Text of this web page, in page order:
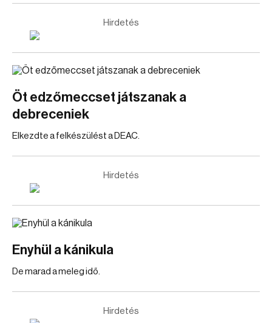
Hirdetés
Öt edzőmeccset játszanak a
debreceniek
Elkezdte a felkészülést a DEAC.
Hirdetés
Enyhül a kánikula
De marad a meleg idő.
Hirdetés